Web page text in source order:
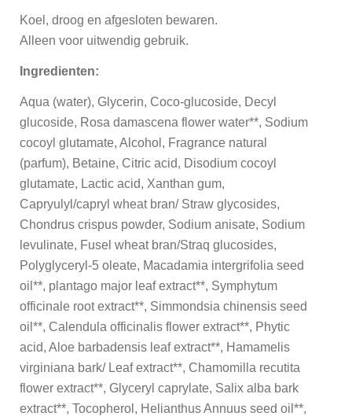
Koel, droog en afgesloten bewaren.
Alleen voor uitwendig gebruik.
Ingredienten:
Aqua (water), Glycerin, Coco-glucoside, Decyl
glucoside, Rosa damascena flower water**, Sodium
cocoyl glutamate, Alcohol, Fragrance natural
(parfum), Betaine, Citric acid, Disodium cocoyl
glutamate, Lactic acid, Xanthan gum,
Capryulyl/capryl wheat bran/ Straw glycosides,
Chondrus crispus powder, Sodium anisate, Sodium
levulinate, Fusel wheat bran/Straq glucosides,
Polyglyceryl-5 oleate, Macadamia intergrifolia seed
oil**, plantago major leaf extract**, Symphytum
officinale root extract**, Simmondsia chinensis seed
oil**, Calendula officinalis flower extract**, Phytic
acid, Aloe barbadensis leaf extract**, Hamamelis
virginiana bark/ Leaf extract**, Chamomilla recutita
flower extract**, Glyceryl caprylate, Salix alba bark
extract**, Tocopherol, Helianthus Annuus seed oil**,